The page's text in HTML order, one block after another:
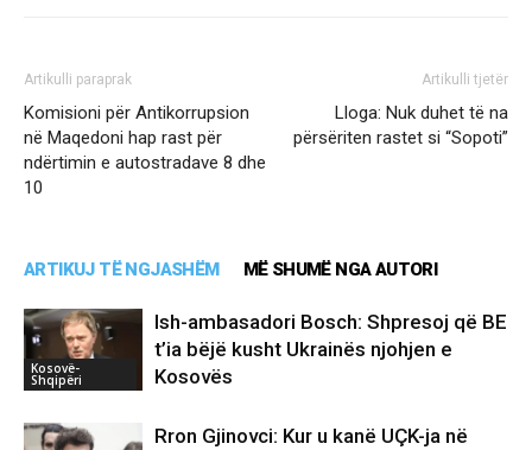
Artikulli paraprak
Komisioni për Antikorrupsion
në Maqedoni hap rast për
ndërtimin e autostradave 8 dhe
10
Artikulli tjetër
Lloga: Nuk duhet të na
përsëriten rastet si “Sopoti”
ARTIKUJ TË NGJASHËM MË SHUMË NGA AUTORI
Kosovë-
Shqipëri
Ish-ambasadori Bosch: Shpresoj që BE
t’ia bëjë kusht Ukrainës njohjen e
Kosovës
Rron Gjinovci: Kur u kanë UÇK-ja në